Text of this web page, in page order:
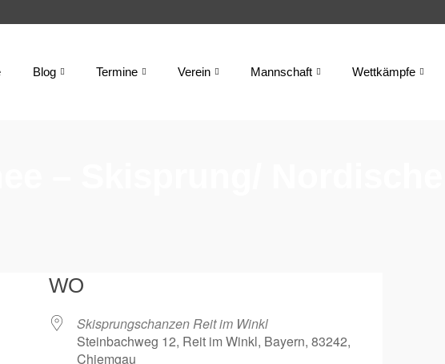
Blog Termine Verein Mannschaft Wettkämpfe
WO
Skisprungschanzen Reit im Winkl
Steinbachweg 12, Reit im Winkl, Bayern, 83242,
Chiemgau